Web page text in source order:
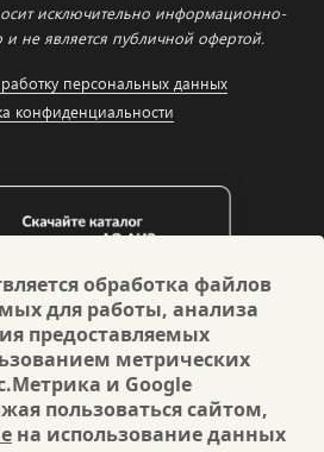
исключительно информационно-
и не является публичной офертой.
персональных данных
конфиденциальности
обработка файлов
для работы, анализа
предоставляемых
метрических
и Google
пользоваться сайтом,
на использование данных